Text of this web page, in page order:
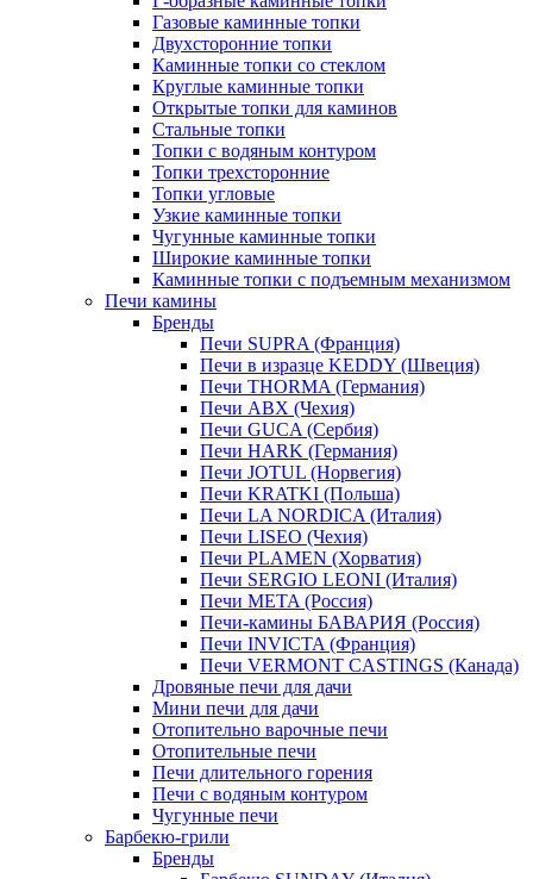
Газовые каминные топки
Двухсторонние топки
Каминные топки со стеклом
Круглые каминные топки
Открытые топки для каминов
Стальные топки
Топки с водяным контуром
Топки трехсторонние
Топки угловые
Узкие каминные топки
Чугунные каминные топки
Широкие каминные топки
Каминные топки с подъемным механизмом
Печи камины
Бренды
Печи SUPRA (Франция)
Печи в изразце KEDDY (Швеция)
Печи THORMA (Германия)
Печи ABX (Чехия)
Печи GUCA (Сербия)
Печи HARK (Германия)
Печи JOTUL (Норвегия)
Печи KRATKI (Польша)
Печи LA NORDICA (Италия)
Печи LISEO (Чехия)
Печи PLAMEN (Хорватия)
Печи SERGIO LEONI (Италия)
Печи META (Россия)
Печи-камины БАВАРИЯ (Россия)
Печи INVICTA (Франция)
Печи VERMONT CASTINGS (Канада)
Дровяные печи для дачи
Мини печи для дачи
Отопительно варочные печи
Отопительные печи
Печи длительного горения
Печи с водяным контуром
Чугунные печи
Барбекю-грили
Бренды